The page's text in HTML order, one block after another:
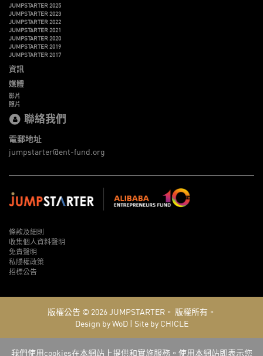
JUMPSTARTER 2025
JUMPSTARTER 2023
JUMPSTARTER 2022
JUMPSTARTER 2021
JUMPSTARTER 2020
JUMPSTARTER 2019
JUMPSTARTER 2017
資訊
媒體
影片
照片
聯絡我們
電郵地址
jumpstarter@ent-fund.org
條款及細則
收集個人資料聲明
免責聲明
私隱權政策
招標公告
版權公告 © 2026JUMPSTARTER。 版權所有。
Design by WoD| Site by CHICLE
我們使用cookies在本網站上提供和實施服務。使用本網站即表示您